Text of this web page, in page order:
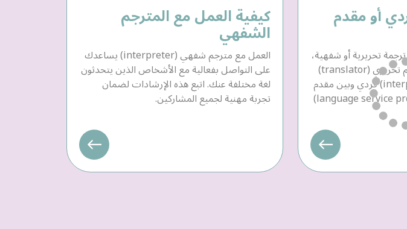
أو مقدم
تحريرية أو شفهية،
يمكنك الاختيار بين مترجم تحريري (translator)
أو مترجم شفهي (interpreter) فردي وبين مقدم
الخدمات اللغوية (language service provider)
كيفية العمل مع المترجم
الشفهي
العمل مع مترجم شفهي (interpreter) يساعدك
على التواصل بفعالية مع الأشخاص الذين يتحدثون
لغة مختلفة عنك. اتبع هذه الإرشادات لضمان
تجربة مهنية لجميع المشاركين.